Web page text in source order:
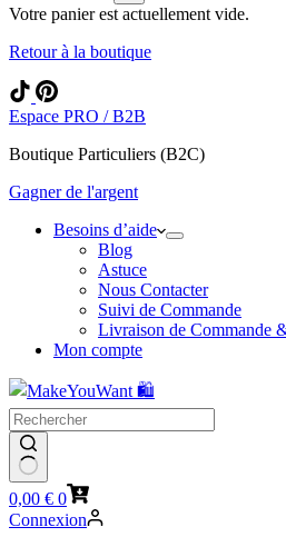
Votre panier est actuellement vide.
Retour à la boutique
Espace PRO / B2B
Boutique Particuliers (B2C)
Gagner de l'argent
Besoins d’aide
Blog
Astuce
Nous Contacter
Suivi de Commande
Livraison de Commande
Mon compte
Panier
d’achat
0,00 € 0
Connexion